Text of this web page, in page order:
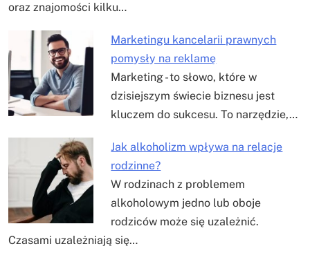
oraz znajomości kilku…
Marketingu kancelarii prawnych
pomysły na reklamę
Marketing - to słowo, które w
dzisiejszym świecie biznesu jest
kluczem do sukcesu. To narzędzie,…
Jak alkoholizm wpływa na relacje
rodzinne?
W rodzinach z problemem
alkoholowym jedno lub oboje
rodziców może się uzależnić.
Czasami uzależniają się…